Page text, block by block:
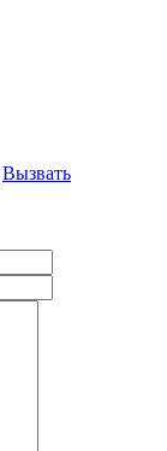
Вызвать